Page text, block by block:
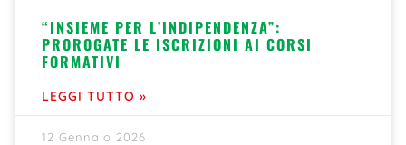
“INSIEME PER L’INDIPENDENZA”:
PROROGATE LE ISCRIZIONI AI CORSI
FORMATIVI
LEGGI TUTTO »
12 Gennaio 2026